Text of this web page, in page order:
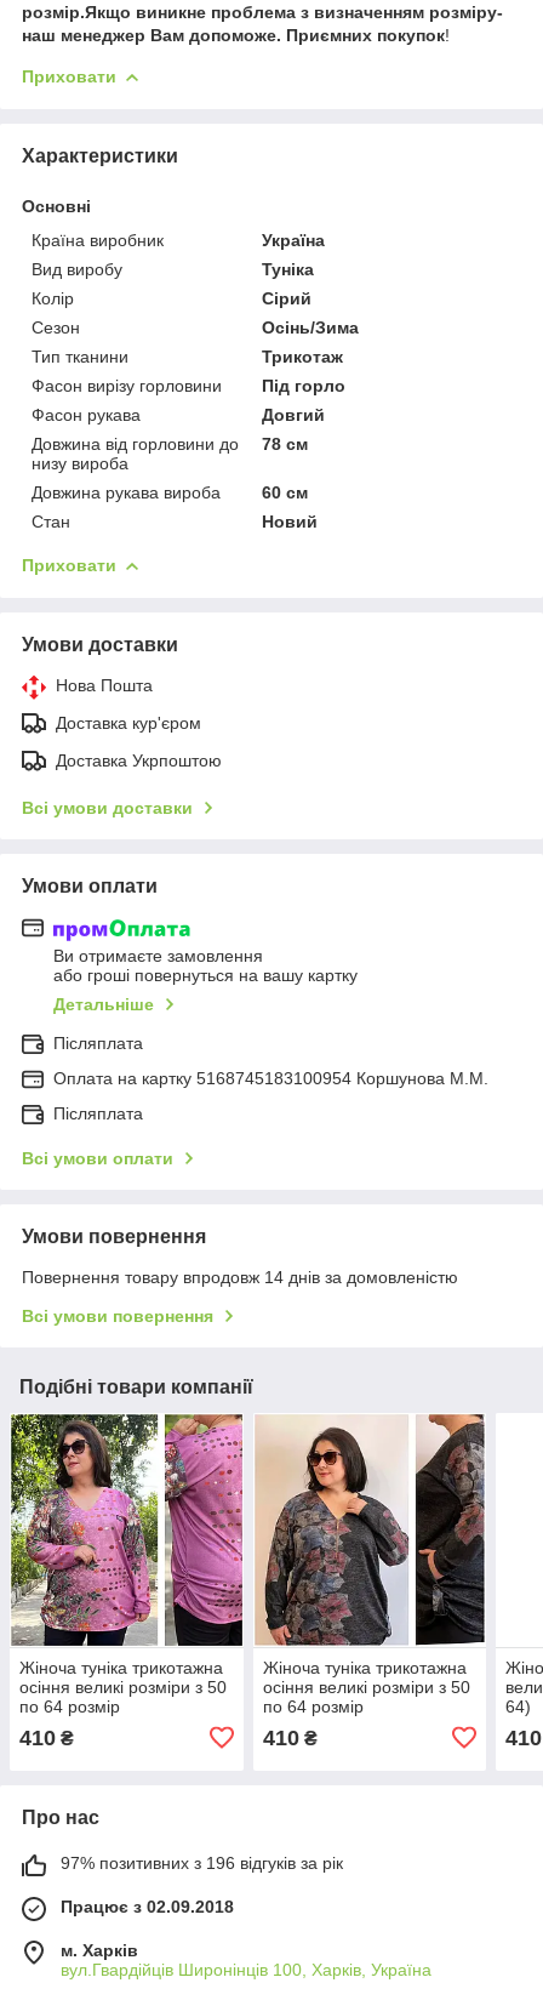
розмір.Якщо виникне проблема з визначенням розміру-
наш менеджер Вам допоможе. Приємних покупок!
Приховати
Характеристики
Основні
Країна виробник
Україна
Вид виробу
Туніка
Колір
Сірий
Сезон
Осінь/Зима
Тип тканини
Трикотаж
Фасон вирізу горловини
Під горло
Фасон рукава
Довгий
Довжина від горловини до
низу вироба
78 см
Довжина рукава вироба
60 см
Стан
Новий
Приховати
Умови доставки
Нова Пошта
Доставка кур'єром
Доставка Укрпоштою
Всі умови доставки
Умови оплати
Ви отримаєте замовлення
або гроші повернуться на вашу картку
Детальніше
Післяплата
Оплата на картку 5168745183100954 Коршунова М.М.
Післяплата
Всі умови оплати
Умови повернення
Повернення товару впродовж 14 днів за домовленістю
Всі умови повернення
Подібні товари компанії
Жіноча туніка трикотажна
осіння великі розміри з 50
по 64 розмір
410 ₴
Жіноча туніка трикотажна
осіння великі розміри з 50
по 64 розмір
410₴
64)
410
Про нас
97% позитивних з 196 відгуків за рік
Працює з 02.09.2018
м. Харків
вул.Гвардійців Широнінців 100, Харків, Україна